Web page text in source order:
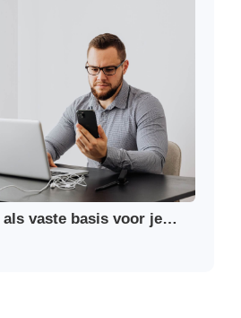
vaste basis voor je…